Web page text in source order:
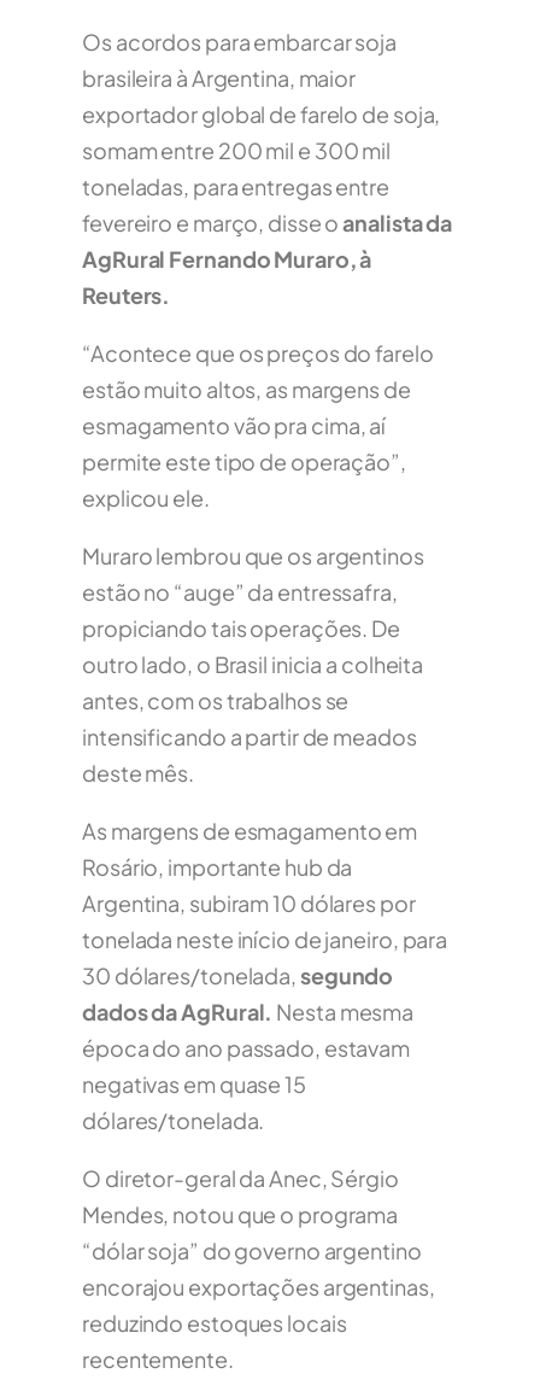
Os acordos para embarcar soja
brasileira à Argentina, maior
exportador global de farelo de soja,
somam entre 200 mil e 300 mil
toneladas, para entregas entre
fevereiro e março, disse oanalista da
AgRural Fernando Muraro, à
Reuters.
“Acontece que os preços do farelo
estão muito altos, as margens de
esmagamento vão pra cima, aí
permite este tipo de operação”,
explicou ele.
Muraro lembrou que os argentinos
estão no “auge” da entressafra,
propiciando tais operações. De
outro lado, o Brasil inicia a colheita
antes, com os trabalhos se
intensificando a partir de meados
deste mês.
As margens de esmagamento em
Rosário, importante hub da
Argentina, subiram 10 dólares por
tonelada neste início de janeiro, para
30 dólares/tonelada,segundo
dados da AgRural. Nesta mesma
época do ano passado, estavam
negativas em quase 15
dólares/tonelada.
O diretor-geral da Anec, Sérgio
Mendes, notou que o programa
“dólar soja” do governo argentino
encorajou exportações argentinas,
reduzindo estoques locais
recentemente.